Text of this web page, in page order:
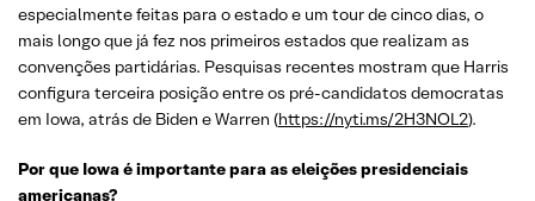
especialmente feitas para o estado e um tour de cinco dias, o
mais longo que já fez nos primeiros estados que realizam as
convenções partidárias. Pesquisas recentes mostram que Harris
configura terceira posição entre os pré-candidatos democratas
em Iowa, atrás de Biden e Warren (https://nyti.ms/2H3NOL2).
Por que Iowa é importante para as eleições presidenciais
americanas?